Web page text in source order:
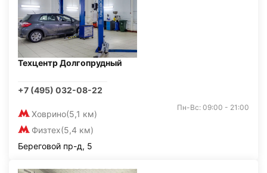
Техцентр Долгопрудный
+7 (495) 032-08-22
Ховрино(5,1 км)
Физтех(5,4 км)
Пн-Вс: 09:00 - 21:00
Береговой пр-д, 5